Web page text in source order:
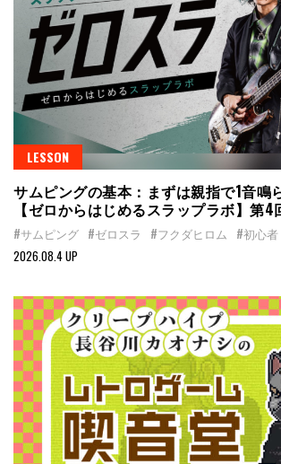
LESSON
サムピングの基本：まずは親指で1音鳴
【ゼロからはじめるスラップラボ】第4
#サムピング #ゼロスラ #フクダヒロム
#初心者
2026.08.4 UP